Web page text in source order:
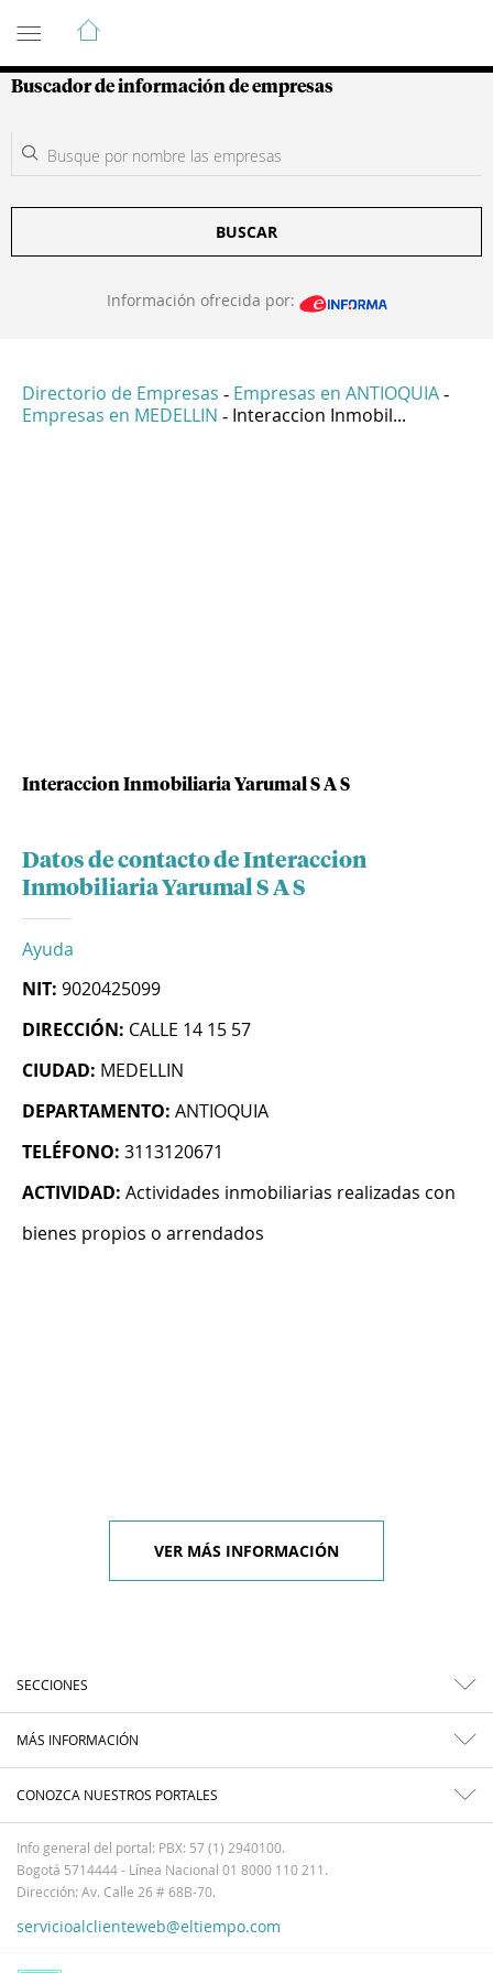
Guía de Empresas Colombianas
Buscador de información de empresas
BUSCAR
Información ofrecida por:
Directorio de Empresas - Empresas en ANTIOQUIA -
Empresas en MEDELLIN - Interaccion Inmobil...
Interaccion Inmobiliaria Yarumal S A S
Datos de contacto de Interaccion
Inmobiliaria Yarumal S A S
Ayuda
NIT: 9020425099
DIRECCIÓN: CALLE 14 15 57
CIUDAD: MEDELLIN
DEPARTAMENTO: ANTIOQUIA
TELÉFONO: 3113120671
ACTIVIDAD: Actividades inmobiliarias realizadas con
bienes propios o arrendados
VER MÁS INFORMACIÓN
SECCIONES
MÁS INFORMACIÓN
CONOZCA NUESTROS PORTALES
Info general del portal: PBX: 57 (1) 2940100.
Bogotá 5714444 - Línea Nacional 01 8000 110 211.
Dirección: Av. Calle 26 # 68B-70.
servicioalclienteweb@eltiempo.com